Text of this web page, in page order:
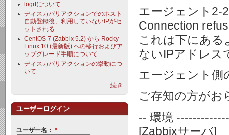
エージェント2-
Connection
これは下にある
ないIPアドレス
エージェント側
ご存知の方がお
-- 環境
[Zabbixサーバ]
logrtについて
ディスカバリアクションでのホスト
自動登録後、利用していないIPがセ
ットされる
CentOS 7 (Zabbix 5.2) から Rocky
Linux 10 (最新版) への移行およびア
ップグレード手順について
ディスカバリアクションの挙動につ
いて
続き
ユーザーログイン
ユーザー名： *